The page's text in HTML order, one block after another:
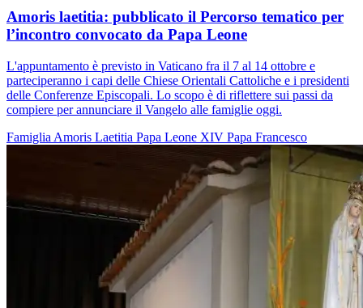
Amoris laetitia: pubblicato il Percorso tematico per
l’incontro convocato da Papa Leone
L'appuntamento è previsto in Vaticano fra il 7 al 14 ottobre e
parteciperanno i capi delle Chiese Orientali Cattoliche e i presidenti
delle Conferenze Episcopali. Lo scopo è di riflettere sui passi da
compiere per annunciare il Vangelo alle famiglie oggi.
Famiglia Amoris Laetitia Papa Leone XIV Papa Francesco